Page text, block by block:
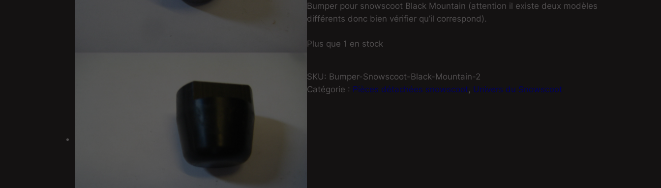
Bumper pour snowscoot Black Mountain (attention il existe deux modèles
différents donc bien vérifier qu’il correspond).
Plus que 1 en stock
SKU: Bumper-Snowscoot-Black-Mountain-2
Catégorie : Pièces détachées snowscoot, Univers du Snowscoot